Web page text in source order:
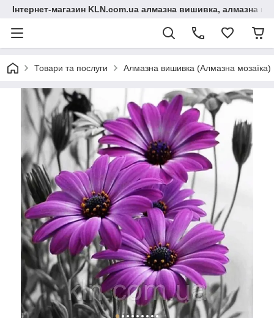
Інтернет-магазин KLN.com.ua алмазна вишивка, алмазна
Товари та послуги Алмазна вишивка (Алмазна мозаїка)